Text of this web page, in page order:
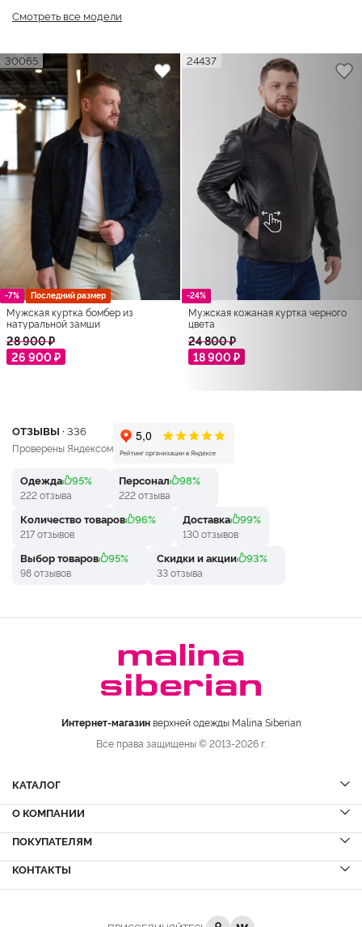
Смотреть все модели
-7% Последний размер
30065
Мужская куртка бомбер из
натуральной замши
28 900 ₽
26 900 ₽
-24%
24437
Мужская кожаная куртка черного
цвета
24 800 ₽
18 900 ₽
ОТЗЫВЫ · 336
Проверены Яндексом
Одежда 95%
222 отзыва
Персонал 98%
222 отзыва
Количество товаров 96%
217 отзывов
Доставка 99%
130 отзывов
Выбор товаров 95%
98 отзывов
Скидки и акции 93%
33 отзыва
Интернет-магазинверхней одежды Malina Siberian
Все права защищены © 2013-2026 г.
КАТАЛОГ
Шубы
Шубы из норки
Шубы из куницы
Дубленки
Кожа
О КОМПАНИИ
Вопрос-ответ
Сервисный центр
ПОКУПАТЕЛЯМ
Акции
Доставка и оплата
КОНТАКТЫ